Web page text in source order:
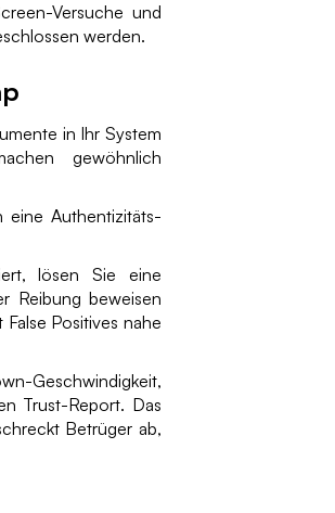
Versuche und
werden.
in Ihr System
gewöhnlich
Authentizitäts-
lösen Sie eine
Reibung beweisen
Positives nahe
Trust-Report. Das
Betrüger ab,